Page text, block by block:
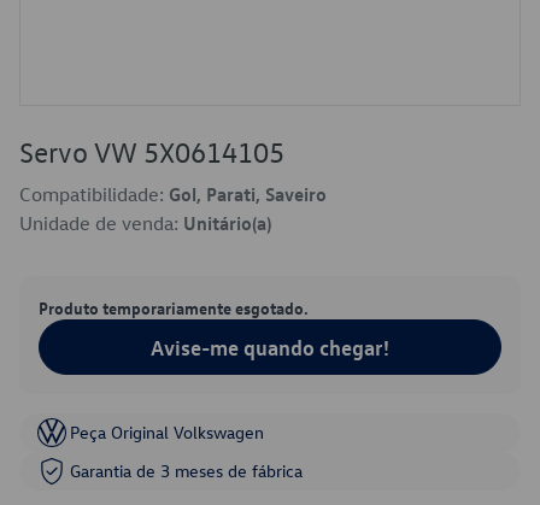
Servo VW 5X0614105
Compatibilidade: Gol, Parati, Saveiro
Unidade de venda: Unitário(a)
Produto temporariamente esgotado.
Avise-me quando chegar!
Peça Original Volkswagen
Garantia de 3 meses de fábrica